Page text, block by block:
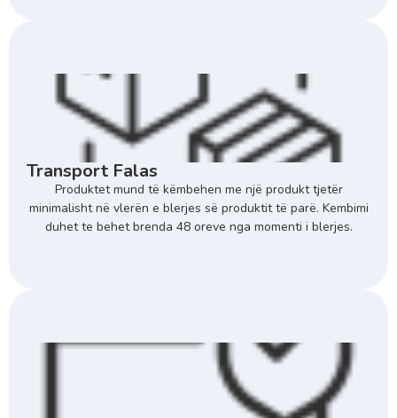
Transport Falas
Produktet mund të këmbehen me një produkt tjetër
minimalisht në vlerën e blerjes së produktit të parë. Kembimi
duhet te behet brenda 48 oreve nga momenti i blerjes.